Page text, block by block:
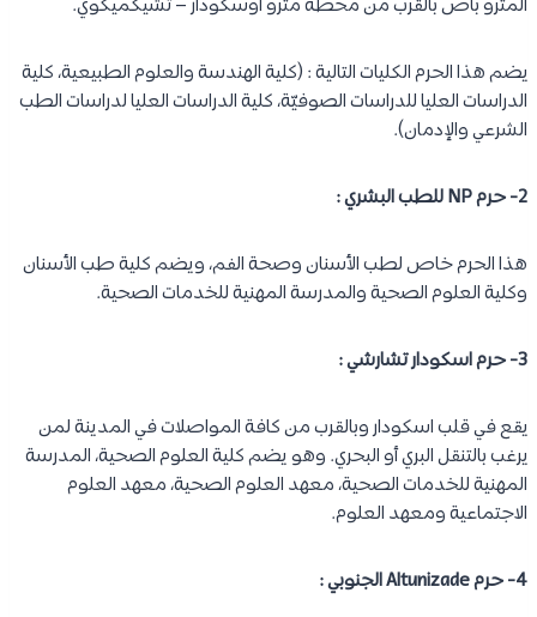
المترو باص بالقرب من محطة مترو أوسكودار – تشيكميكوي.
يضم هذا الحرم الكليات التالية : (كلية الهندسة والعلوم الطبيعية، كلية
الدراسات العليا للدراسات الصوفيّة، كلية الدراسات العليا لدراسات الطب
الشرعي والإدمان).
2- حرم NP للطب البشري :
هذا الحرم خاص لطب الأسنان وصحة الفم، ويضم كلية طب الأسنان
وكلية العلوم الصحية والمدرسة المهنية للخدمات الصحية.
3- حرم اسكودار تشارشي :
يقع في قلب اسكودار وبالقرب من كافة المواصلات في المدينة لمن
يرغب بالتنقل البري أو البحري. وهو يضم كلية العلوم الصحية، المدرسة
المهنية للخدمات الصحية، معهد العلوم الصحية، معهد العلوم
الاجتماعية ومعهد العلوم.
4- حرم Altunizade الجنوبي :